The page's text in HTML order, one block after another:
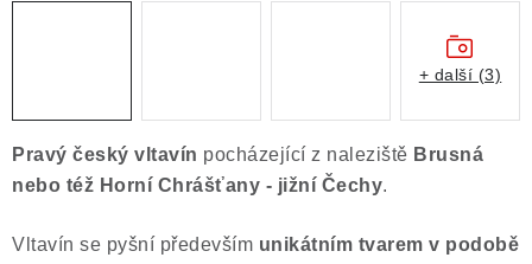
Ochrana osobních údajů
Formulář pro uplatnění reklamace
Pravý český vltavín pocházející z naleziště Brusná
nebo též Horní Chrášťany - jižní Čechy.
Vltavín se pyšní především unikátním tvarem v podobě
+ další (3)